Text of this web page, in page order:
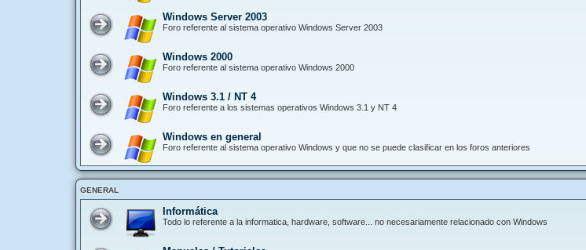
Windows Server 2003
Foro referente al sistema operativo Windows Server 2003
Windows 2000
Foro referente al sistema operativo Windows 2000
Windows 3.1 / NT 4
Foro referente a los sistemas operativos Windows 3.1 y NT 4
Windows en general
Foro referente al sistema operativo Windows y que no se puede clasificar en los foros anteriores
GENERAL
Informática
Todo lo referente a la informatica, hardware, software... no necesariamente relacionado con Windows